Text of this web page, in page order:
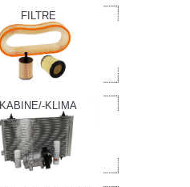
FILTRE
KABINE/-KLIMA